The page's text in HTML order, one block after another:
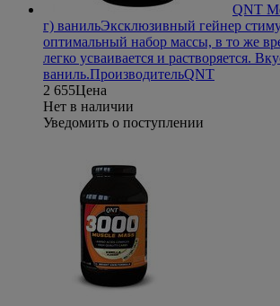
QNT
г) ванильЭксклюзивный гейнер
оптимальный набор массы, в то же
легко усваивается и растворяется.
ваниль.ПроизводительQNT
2 655Цена
Нет в наличии
Уведомить о поступлении